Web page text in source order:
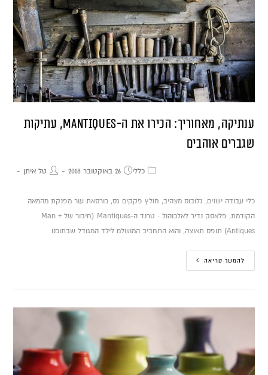
ענתיקה, מאחוריך: הכירו את ה-Mantiques, עתיקות
שגברים אוהבים
טל איתן 26 באוקטובר 2018 כללי
כלי עבודה ישנים, גלובוס מצהיב, חולץ פקקים גס, כורסאת עור מפנקת מהמאה
הקודמת, פלאסק נדיר לאלכוהול · טרנד ה-Mantiques (חיבור של Man +
Antiques) תופס תאוצה, והוא התחביב המושלם לילד המגודל שבתוכנו
להמשך קריאה